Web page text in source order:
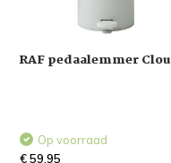
RAF pedaalemmer
Op voorraad
€ 59,95